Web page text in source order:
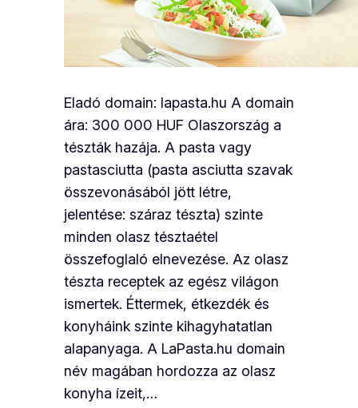
Eladó domain: lapasta.hu A domain
ára: 300 000 HUF Olaszország a
tészták hazája. A pasta vagy
pastasciutta (pasta asciutta szavak
összevonásából jött létre,
jelentése: száraz tészta) szinte
minden olasz tésztaétel
összefoglaló elnevezése. Az olasz
tészta receptek az egész világon
ismertek. Éttermek, étkezdék és
konyháink szinte kihagyhatatlan
alapanyaga. A LaPasta.hu domain
név magában hordozza az olasz
konyha ízeit,…